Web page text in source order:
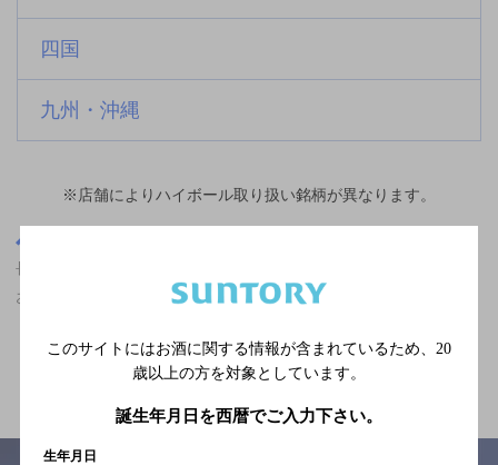
四国
九州・沖縄
※店舗によりハイボール取り扱い銘柄が異なります。
長崎県,カフェ,ザ・プレミアム・モルツが飲める,結婚式の2次会に
おすすめ,2,000円以上～3,000円未満の神泡超達人店
関連ページ
このサイトにはお酒に関する情報が含まれているため、 20
歳以上の方を対象としています。
誕生年月日を西暦でご入力下さい。
生年月日